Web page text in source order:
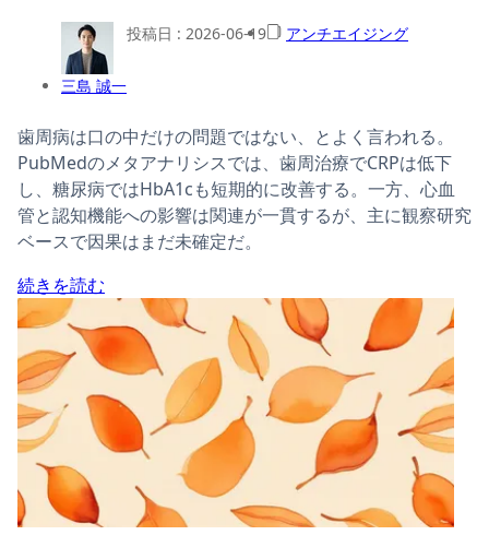
三島 誠一
投稿日 : 2026-06-19 アンチエイジング
歯周病は口の中だけの問題ではない、とよく言われる。
PubMedのメタアナリシスでは、歯周治療でCRPは低下
し、糖尿病ではHbA1cも短期的に改善する。一方、心血
管と認知機能への影響は関連が一貫するが、主に観察研究
ベースで因果はまだ未確定だ。
続きを読む